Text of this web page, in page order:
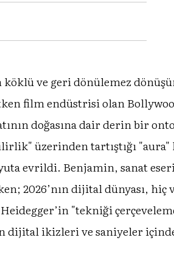
köklü ve geri dönülemez
film endüstrisi olan
doğasına dair derin bir
üzerinden tartıştığı "aura"
evrildi. Benjamin, sanat
2026’nın dijital dünyası, hiç
"tekniği
dijital ikizleri ve saniyeler